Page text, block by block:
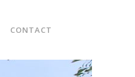
CONTACT